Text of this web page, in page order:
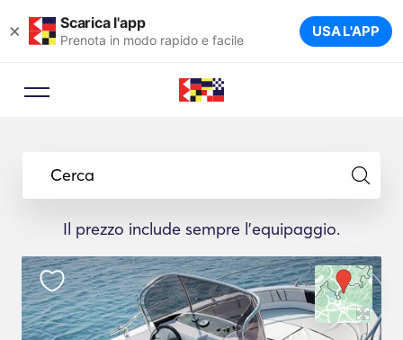
× Scarica l'app
Prenota in modo rapido e facile USA L'APP
Cerca
Il prezzo include sempre l'equipaggio.